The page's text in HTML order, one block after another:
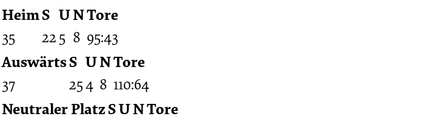
HeimS UNTore
35 225 8 95:43
AuswärtsS UNTore
37 254 8 110:64
Neutraler PlatzSUNTore